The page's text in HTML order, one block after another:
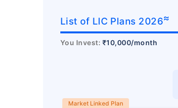
List of LIC Plans 2026≈
You Invest: ₹10,000/month
Market Linked Plan